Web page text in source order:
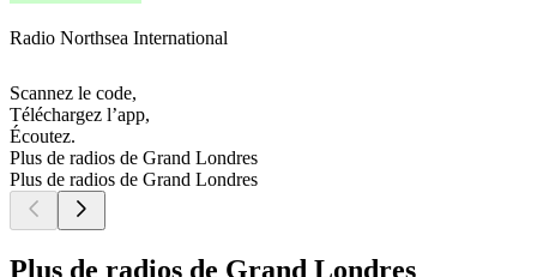
Radio Northsea International
Scannez le code,
Téléchargez l’app,
Écoutez.
Plus de radios de Grand Londres
Plus de radios de Grand Londres
Plus de radios de Grand Londres